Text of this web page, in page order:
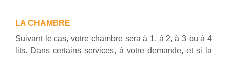
LA CHAMBRE
Suivant le cas, votre chambre sera à 1, à 2, à 3 ou à 4
lits. Dans certains services, à votre demande, et si la